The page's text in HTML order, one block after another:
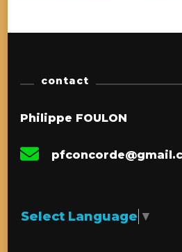
contact
Philippe FOULON
Select Language ▼